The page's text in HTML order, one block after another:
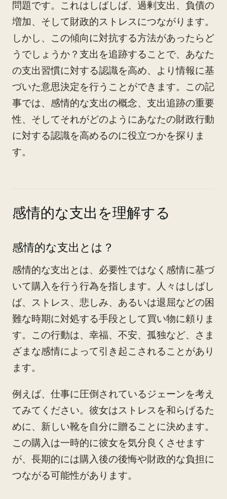
問題です。これはしばしば、過剰支出、負債の
増加、そして財政的ストレスにつながります。
しかし、この傾向に対抗する方法があったらど
うでしょうか？支出を追跡することで、あなた
の支出習慣に対する認識を高め、より情報に基
づいた意思決定を行うことができます。この記
事では、感情的な支出の概念、支出追跡の重要
性、そしてそれがどのようにあなたの財政行動
に対する認識を高めるのに役立つかを探りま
す。
感情的な支出を理解する
感情的な支出とは？
感情的な支出とは、必要性ではなく感情に基づ
いて購入を行う行為を指します。人々はしばし
ば、ストレス、悲しみ、あるいは退屈などの困
難な時期に対処する手段として買い物に頼りま
す。この行動は、幸福、不安、孤独など、さま
ざまな感情によって引き起こされることがあり
ます。
例えば、仕事に圧倒されているジェーンを考え
てみてください。彼女はストレスを和らげるた
めに、新しい靴を自分に贈ることに決めます。
この購入は一時的に彼女を気分良くさせます
が、長期的には購入後の後悔や財政的な負担に
つながる可能性があります。